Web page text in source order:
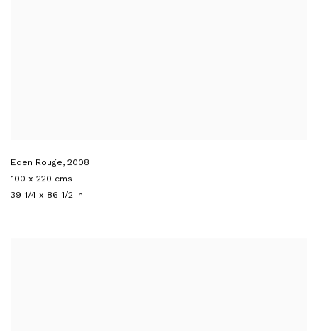
Eden Rouge, 2008
100 x 220 cms
39 1/4 x 86 1/2 in